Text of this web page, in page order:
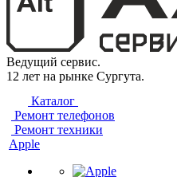
Ведущий сервис.
12 лет на рынке Сургута.
Каталог
Ремонт телефонов
Ремонт техники
Apple